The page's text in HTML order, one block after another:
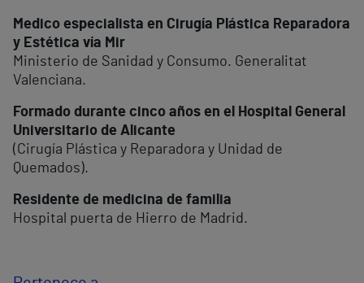
Medico especialista en Cirugía Plástica Reparadora
y Estética vía Mir
Ministerio de Sanidad y Consumo. Generalitat
Valenciana.
Formado durante cinco años en el Hospital General
Universitario de Alicante
(Cirugía Plástica y Reparadora y Unidad de
Quemados).
Residente de medicina de familia
Hospital puerta de Hierro de Madrid.